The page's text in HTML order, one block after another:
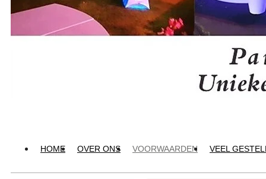
HOME OVER ONS VOORWAARDEN VEEL